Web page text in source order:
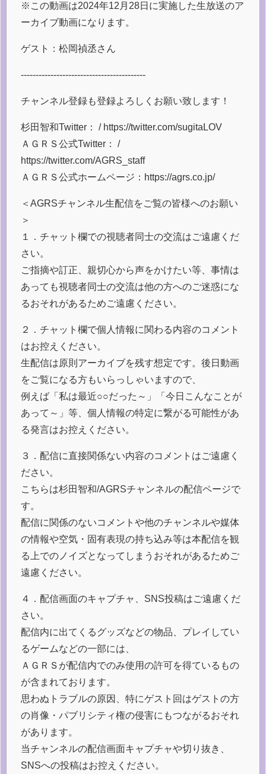
※この動画は2024年12月28日に実施した生放送のア
ーカイブ動画になります。
ゲスト：松岡禎丞さん
------------------------------------------
チャンネル登録も登録よろしくお願い致します！
杉田智和Twitter： / https://twitter.com/sugitaLOV
ＡＧＲＳ公式Twitter： /
https://twitter.com/AGRS_staff
ＡＧＲＳ公式ホームページ：https://agrs.co.jp/
＜AGRSチャンネル生配信をご覧の皆様へのお願い
＞
１．チャット欄での視聴者同士の交流はご遠慮くだ
さい。
ご指摘や訂正、親切心から声をかけたい等、事情は
あっても視聴者同士の交流は他の方へのご迷惑にな
るおそれがあるためご遠慮ください。
２．チャット欄で個人情報に関わる内容のコメント
はお控えください。
生配信は原則アーカイブを残す想定です。後日動画
をご覧になる方もいらっしゃいますので、
例えば「私は最近○○だった～」「今日こんなことが
あって～」等、個人情報の特定に繋がる可能性があ
る発言はお控えください。
３．配信に直接関係ない内容のコメントはご遠慮く
ださい。
こちらは杉田智和/AGRSチャンネルの配信ページで
す。
配信に関係のないコメントや他のチャンネルや媒体
の情報や空気・固有表現の持ち込み等は本配信を観
る上でのノイズとなってしまうおそれがあるためご
遠慮ください。
４．配信画面のキャプチャ、SNS投稿はご遠慮くだ
さい。
配信内に出てくるグッズなどの物品、プレイしてい
るゲームなどの一部には、
ＡＧＲＳが配信内でのみ使用の許可を得ているもの
が含まれております。
思わぬトラブルの原因、特にゲスト回はゲストの方
の肖像・パブリシティ権の侵害にもつながるおそれ
があります。
当チャンネルの配信画面キャプチャや切り抜き、
SNSへの投稿はお控えください。